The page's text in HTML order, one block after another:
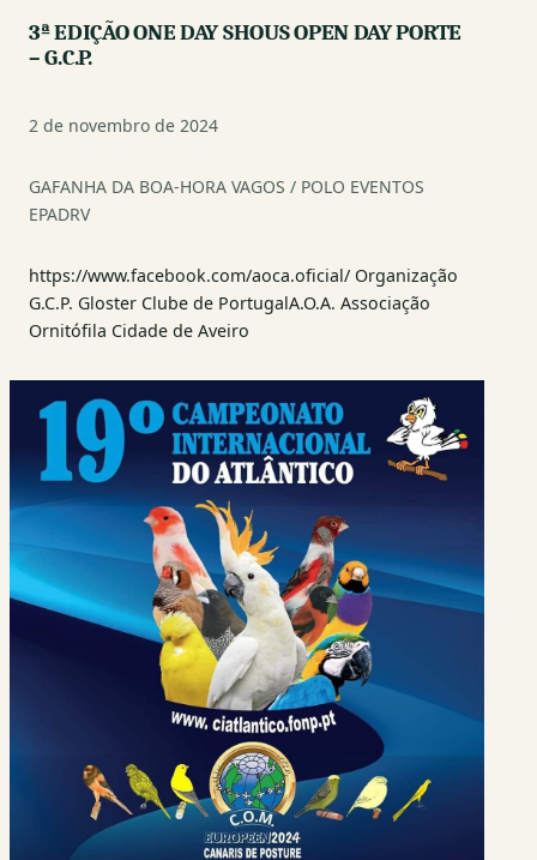
3ª EDIÇÃO ONE DAY SHOUS OPEN DAY PORTE
– G.C.P.
2 de novembro de 2024
GAFANHA DA BOA-HORA VAGOS / POLO EVENTOS
EPADRV
https://www.facebook.com/aoca.oficial/ Organização
G.C.P. Gloster Clube de PortugalA.O.A. Associação
Ornitófila Cidade de Aveiro